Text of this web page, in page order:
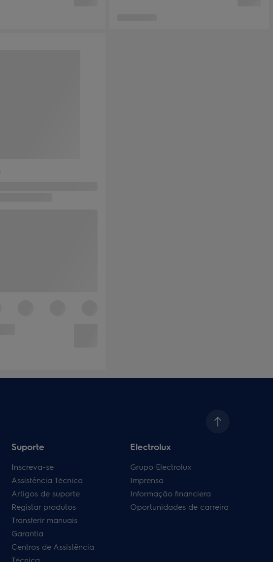
Suporte
Inscreva-se
Assistência Técnica
Artigos de suporte
Registar produtos
Transferir manuais
Garantia
Centros de Assistência
Técnica
Electrolux
Grupo Electrolux
Imprensa
Informação financiera
Oportunidades de carreira